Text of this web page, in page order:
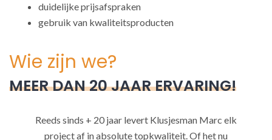
duidelijke prijsafspraken
gebruik van kwaliteitsproducten
Wie zijn we?
MEER DAN 20 JAAR ERVARING!
Reeds sinds + 20 jaar levert Klusjesman Marc elk
project af in absolute topkwaliteit. Of het nu